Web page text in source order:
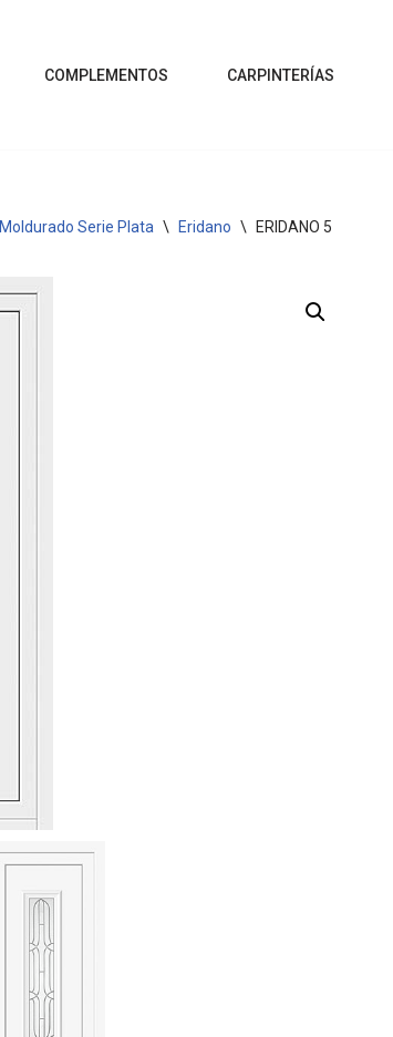
COMPLEMENTOS CARPINTERÍAS
Moldurado Serie Plata \ Eridano \ ERIDANO 5